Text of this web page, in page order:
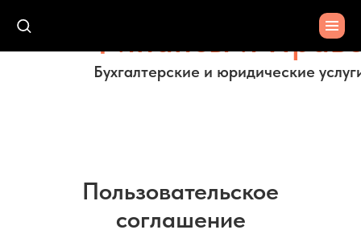
Финансы и
Бухгалтерские и юридические
Пользовательское
соглашение